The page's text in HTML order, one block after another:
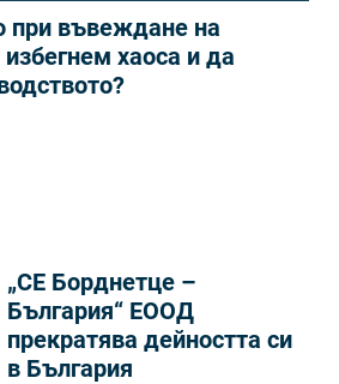
при въвеждане на
хаоса и да
„СЕ Борднетце –
България“ ЕООД
прекратява дейността си
в България